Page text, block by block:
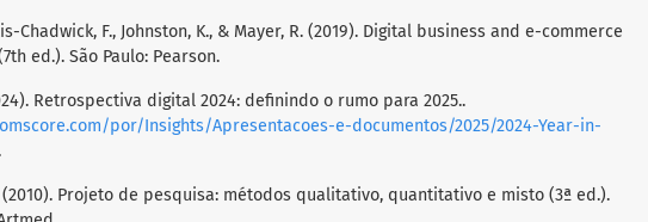
Chadwick, F., Johnston, K., & Mayer, R. (2019). Digital business and e-commerce
ed.). São Paulo: Pearson.
Retrospectiva digital 2024: definindo o rumo para 2025..
por/Insights/Apresentacoes-e-documentos/2025/2024-Year-in-
(2010). Projeto de pesquisa: métodos qualitativo, quantitativo e misto (3ª ed.).